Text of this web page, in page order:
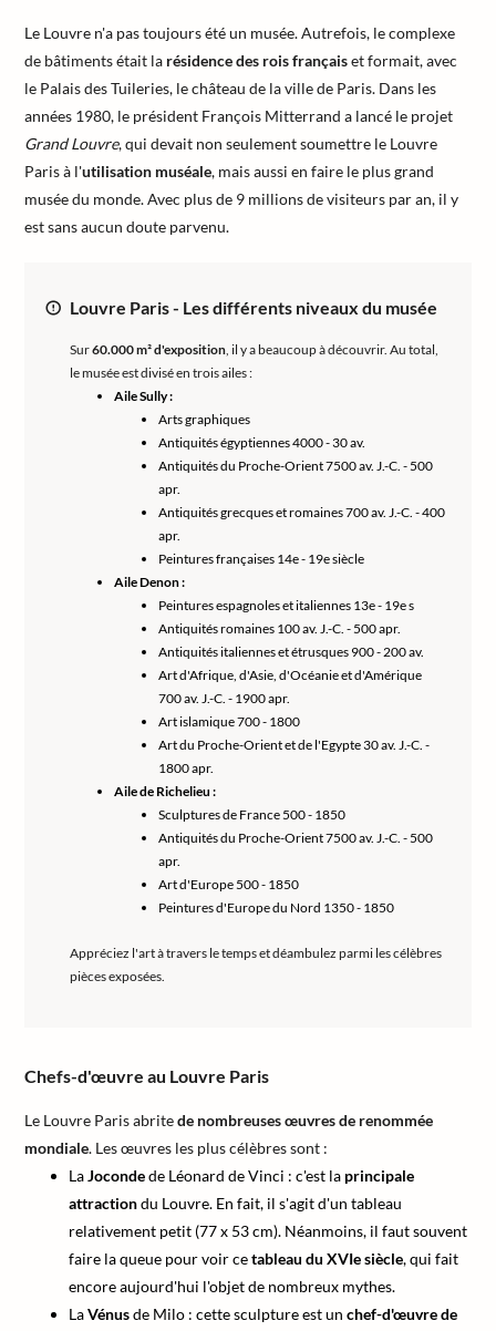
Le Louvre n'a pas toujours été un musée. Autrefois, le complexe
de bâtiments était la résidence des rois françaiset formait, avec
le Palais des Tuileries, le château de la ville de Paris. Dans les
années 1980, le président François Mitterrand a lancé le projet
Grand Louvre, qui devait non seulement soumettre le Louvre
Paris à l'utilisation muséale, mais aussi en faire le plus grand
musée du monde. Avec plus de 9 millions de visiteurs par an, il y
est sans aucun doute parvenu.
Louvre Paris - Les différents niveaux du musée
Sur60.000 m² d'exposition, il y a beaucoup à découvrir. Au total,
le musée est divisé en trois ailes :
Aile Sully :
Arts graphiques
Antiquités égyptiennes 4000 - 30 av.
Antiquités du Proche-Orient 7500 av. J.-C. - 500
apr.
Antiquités grecques et romaines 700 av. J.-C. - 400
apr.
Peintures françaises 14e - 19e siècle
Aile Denon :
Peintures espagnoles et italiennes 13e - 19e s
Antiquités romaines 100 av. J.-C. - 500 apr.
Antiquités italiennes et étrusques 900 - 200 av.
Art d'Afrique, d'Asie, d'Océanie et d'Amérique
700 av. J.-C. - 1900 apr.
Art islamique 700 - 1800
Art du Proche-Orient et de l'Egypte 30 av. J.-C. -
1800 apr.
Aile de Richelieu :
Sculptures de France 500 - 1850
Antiquités du Proche-Orient 7500 av. J.-C. - 500
apr.
Art d'Europe 500 - 1850
Peintures d'Europe du Nord 1350 - 1850
Appréciez l'art à travers le temps et déambulez parmi les célèbres
pièces exposées.
Chefs-d'œuvre au Louvre Paris
Le Louvre Paris abritede nombreuses œuvres de renommée
mondiale. Les œuvres les plus célèbres sont :
LaJocondede Léonard de Vinci : c'est la principale
attractiondu Louvre. En fait, il s'agit d'un tableau
relativement petit (77 x 53 cm). Néanmoins, il faut souvent
faire la queue pour voir cetableau du XVIe siècle, qui fait
encore aujourd'hui l'objet de nombreux mythes.
LaVénusde Milo : cette sculpture est un chef-d'œuvre de